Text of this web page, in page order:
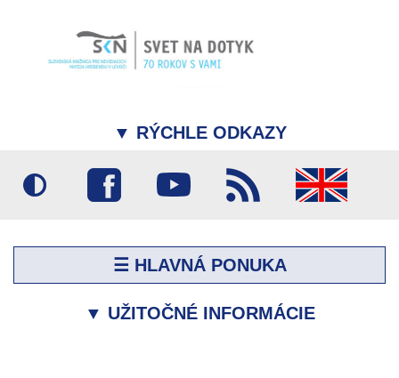
▼ RÝCHLE ODKAZY
☰ HLAVNÁ PONUKA
▼ UŽITOČNÉ INFORMÁCIE